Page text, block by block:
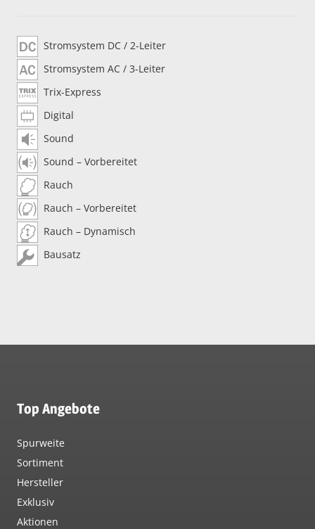
Stromsystem DC / 2-Leiter
Stromsystem AC / 3-Leiter
Trix-Express
Digital
Sound
Sound – Vorbereitet
Rauch
Rauch – Vorbereitet
Rauch – Dynamisch
Bausatz
Top Angebote
Spurweite
Sortiment
Hersteller
Exklusiv
Aktionen